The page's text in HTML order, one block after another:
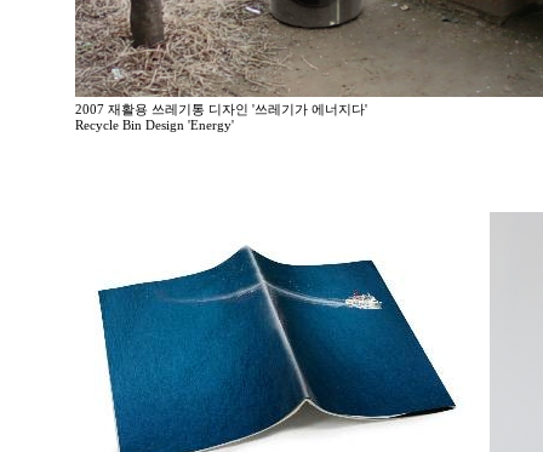
2007 재활용 쓰레기통 디자인 '쓰레기가 에너지다'
Recycle Bin Design 'Energy'